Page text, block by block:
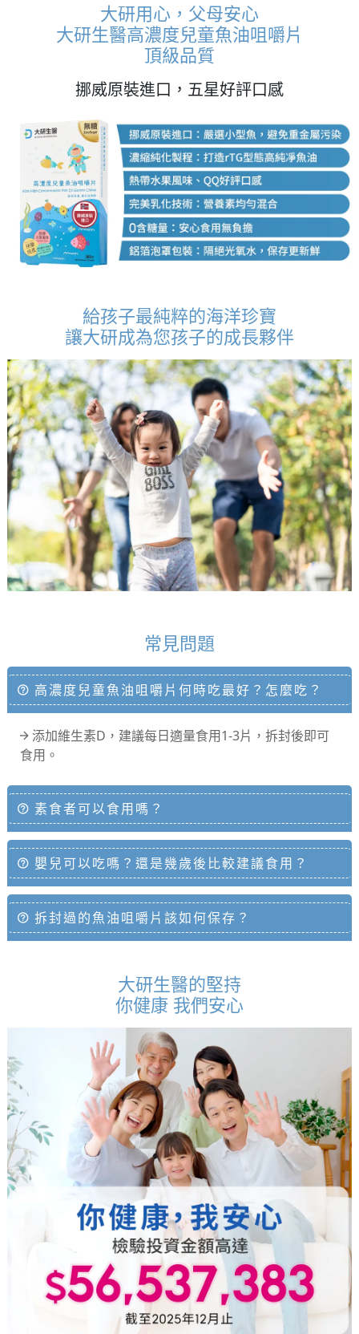
大研用心，父母安心
大研生醫高濃度兒童魚油咀嚼片
頂級品質
挪威原裝進口，五星好評口感
給孩子最純粹的海洋珍寶
讓大研成為您孩子的成長夥伴
常見問題
高濃度兒童魚油咀嚼片何時吃最好？怎麼吃？
添加維生素D，建議每日適量食用1-3片，拆封後即可
食用。
素食者可以食用嗎？
嬰兒可以吃嗎？還是幾歲後比較建議食用？
拆封過的魚油咀嚼片該如何保存？
大研生醫的堅持
你健康 我們安心